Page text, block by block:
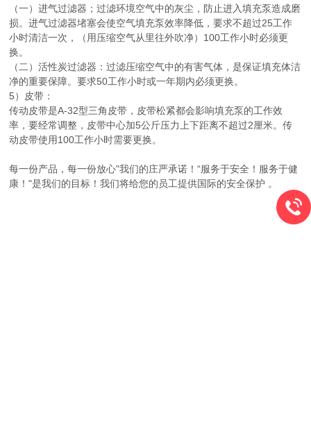
（一）进气过滤器；过滤环境空气中的灰尘，防止进入填充泵造成磨
损。进气过滤器堵塞会使空气填充泵效率降低，要求不超过25工作
小时清洁一次，（用压缩空气从里往外吹净）100工作小时必须更
换。
（二）活性炭过滤器：过滤压缩空气中的有害气体，是保证填充体洁
净的重要保障。要求50工作小时或一年期内必须更换。
5）皮带：
传动皮带是A-32型三角皮带，皮带松紧都会影响填充泵的工作效
率，要经常调整，皮带中心加5公斤压力上下距离不超过2厘米。传
动皮带使用100工作小时需要更换。
每一份产品，每一份放心"我们的庄严承诺！“服务于安全！服务于健
康！"是我们的目标！我们将给您的员工提供国际的安全保护 。